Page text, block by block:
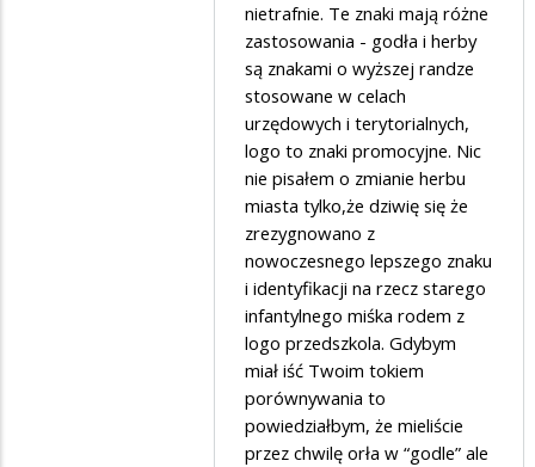
nietrafnie. Te znaki mają różne
zastosowania - godła i herby
są znakami o wyższej randze
stosowane w celach
urzędowych i terytorialnych,
logo to znaki promocyjne. Nic
nie pisałem o zmianie herbu
miasta tylko,że dziwię się że
zrezygnowano z
nowoczesnego lepszego znaku
i identyfikacji na rzecz starego
infantylnego miśka rodem z
logo przedszkola. Gdybym
miał iść Twoim tokiem
porównywania to
powiedziałbym, że mieliście
przez chwilę orła w “godle” ale